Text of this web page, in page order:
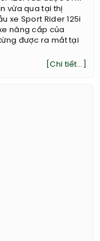
vừa qua tại thị
xe Sport Rider 125i
nâng cấp của
được ra mắt tại
[Chi tiết...]